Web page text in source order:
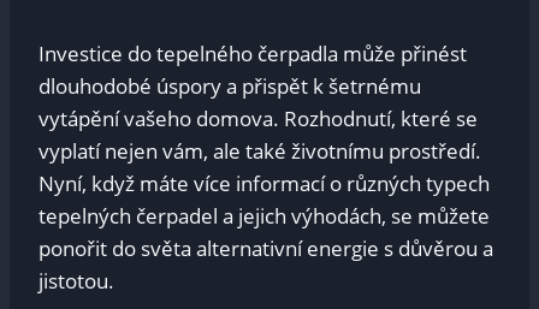
Investice do tepelného čerpadla může přinést
dlouhodobé úspory a přispět k šetrnému
vytápění vašeho domova. Rozhodnutí, které se
vyplatí nejen vám, ale také životnímu prostředí.
Nyní, když máte více informací o různých typech
tepelných čerpadel a jejich výhodách, se můžete
ponořit do světa alternativní energie s důvěrou a
jistotou.